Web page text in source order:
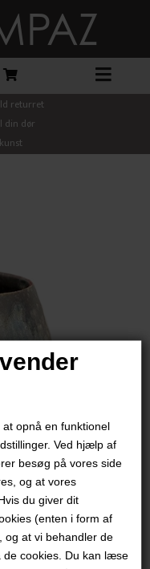
opnå en funktionel
Ved hjælp af
besøg på vores side
og at vores
du giver dit
(enten i form af
og at vi behandler de
de cookies. Du kan læse
returret
din dør